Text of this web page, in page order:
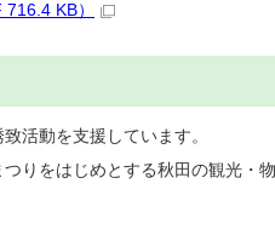
KB）
活動を支援しています。
りをはじめとする秋田の観光・